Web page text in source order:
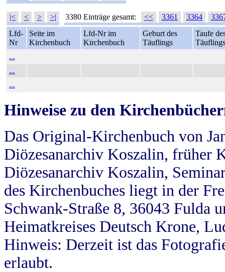
|< < > >| 3380 Einträge gesamt: << 3361 3364
Lfd-
Nr
Seite im
Kirchenbuch
Lfd-Nr im
Kirchenbuch
Geburt des
Täuflings
Taufe
Täuflings
...
...
...
Hinweise zu den
Das Original-Kirchenbuch von
Diözesanarchiv Koszalin, früher
Diözesanarchiv Koszalin,
des Kirchenbuches liegt in der
Schwank-Straße 8, 36043 Fulda
Heimatkreises Deutsch Krone,
Hinweis: Derzeit ist das
erlaubt.